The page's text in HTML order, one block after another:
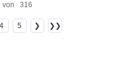
316
4 5 ❯ ❯❯